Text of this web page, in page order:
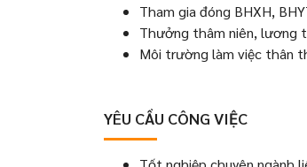
Tham gia đóng BHXH,
Thưởng thâm niên, lương
Môi trường làm việc thân
YÊU CẦU CÔNG VIỆC